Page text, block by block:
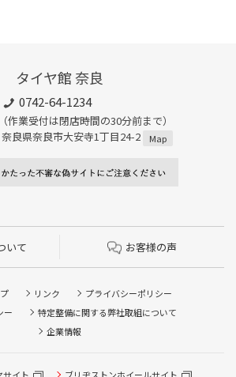
タイヤ館 奈良
0742-64-1234
作業受付は閉店時間の30分前まで）
良県奈良市大安寺1丁目24-2
Map
いて お客様の声
リンク
プライバシーポリシー
ー
特定整備に関する弊社取組について
企業情報